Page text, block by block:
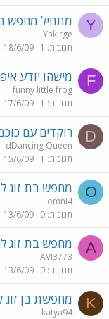
Y מתחיל מחפש
Yakirge
תגובות 1
18/6/09
F מישהו יודע
funny little frog
תגובות 1
17/6/09
D רוקדים עם
dDancing Queen
תגובות 1
15/6/09
O מחפש בת זוג
omni4
תגובות 0
13/6/09
A מחפש בת זוג
AVI3773
תגובות 0
13/6/09
K מחפשת בן זוג
katya94